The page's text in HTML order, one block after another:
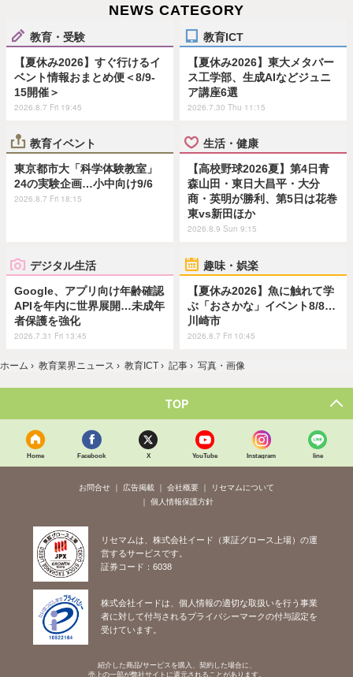
NEWS CATEGORY
教育・受験
【夏休み2026】すぐ行けるイ
ベント情報おまとめ便＜8/9-
15開催＞
2026.8.7 Fri 19:45
教育ICT
【夏休み2026】東大メタバー
ス工学部、生成AIなどジュニ
ア講座6選
2026.7.30 Thu 11:15
教育イベント
東京都市大「科学体験教室」
24の実験企画…小中向け9/6
2026.8.7 Fri 18:15
生活・健康
【高校野球2026夏】第4日青
森山田・東日大昌平・大分
商・英明が勝利、第5日は花巻
東vs新田ほか
2026.8.9 Sun 9:15
デジタル生活
Google、アプリ向け年齢確認
APIを年内に世界展開…未成年
者保護を強化
2026.7.31 Fri 13:45
趣味・娯楽
【夏休み2026】魚に触れて学
ぶ「おさかな」イベント8/8…
川崎市
2026.8.7 Fri 10:45
ホーム › 教育業界ニュース › 教育ICT › 記事 › 写真・画像
TOP
Home Facebook X YouTube Instagram line
お問合せ 広告掲載 会社概要
リセマムについて
個人情報保護方針
リセマムは、株式会社イード（東証グロース上場）の運
営するサービスです。
証券コード：6038
株式会社イードは、個人情報の適切な取扱いを行う事業
者に対して付与されるプライバシーマークの付与認定を
受けています。
紹介した商品/サービスを購入、契約した場合に、
売上の一部が弊社サイトに還元されることがあります。